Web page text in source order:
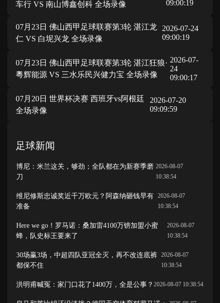
车行 VS 南山博鑫创科 全场录像 09:00:19
07月23日 佛山西甲足球联赛第3轮 湛江龙
仁 VS 白坭兴龙 全场录像
2026-07-24
09:00:19
07月23日 佛山西甲足球联赛第3轮 湛江狂狼·
粵辉能源 VS 三水乐民兴健力宝 全场录像
2026-07-
24
09:00:17
07月20日 世界杯决赛 西班牙vs阿根廷
全场录像
2026-07-20
09:09:59
足球新闻
博尼：米兰这关，够劲；全队都在为新赛季磨
刀
2026-08-07
10:38:54
维尼修斯忠诚奖近千万欧元？阿森纳砸钱早有
准备
2026-08-07
10:38:54
Here we go！罗马诺：桑加雷4100万镑加盟小蜜
蜂，队史标王要来了
2026-08-07
10:38:54
30场赢3场，中超四队亚冠全灭，再不改连底裤
都保不住
2026-08-07
10:38:54
洪明甫喊冤：家门口花了1400万，全是公事？ 2026-08-07 10:38:54